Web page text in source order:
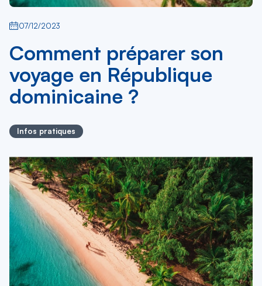
07/12/2023
Comment préparer son
voyage en République
dominicaine ?
Infos pratiques